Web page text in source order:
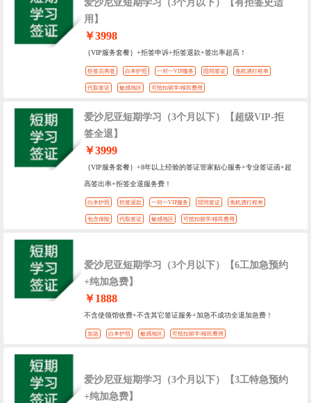
爱沙尼亚短期学习（3个月以下）【有拒签史适
用】
￥3998
｛VIP服务套餐｝+拒签申诉+拒签退款+签出率超高！
拒签后再签 白本护照 一对一VIP服务 陪同签证 免机酒行程单
代取签证 敏感地区 可抵扣留学/移民费用
爱沙尼亚短期学习（3个月以下）【超级VIP-拒
签全退】
￥3999
｛VIP服务套餐｝+8年以上经验的签证管家贴心服务+专业签证函+超
高签出率+拒签全退服务费！
白本护照 拒签退款 一对一VIP服务 陪同签证 免机酒行程单
包含保险 代取签证 敏感地区 可抵扣留学/移民费用
爱沙尼亚短期学习（3个月以下）【6工加急预约
+纯加急费】
￥1888
不含使领馆收费+不含其它签证服务+加急不成功全退加急费！
加急 白本护照 敏感地区 可抵扣留学/移民费用
爱沙尼亚短期学习（3个月以下）【3工特急预约
+纯加急费】